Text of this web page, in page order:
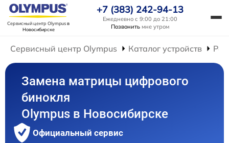
Сервисный центр Olympusв
Новосибирске
+7 (383) 242-94-13
Ежедневно с 9:00 до 21:00
Позвонить мне утром
Сервисный центр Olympus Каталог устройств
Замена матрицы цифрового
бинокля
Olympus в Новосибирске
Официальный сервис